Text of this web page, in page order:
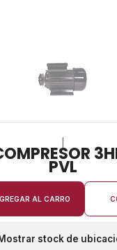
PVL
AL CARRO
stock de